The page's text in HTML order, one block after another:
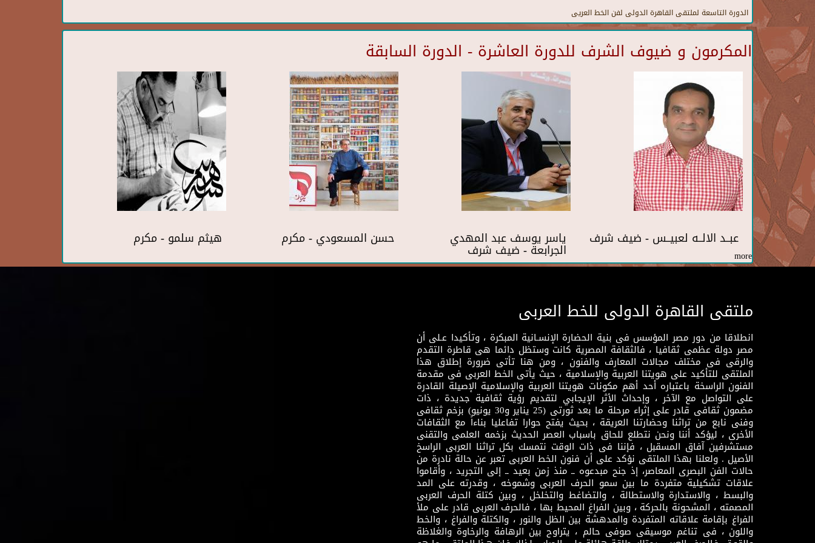
الدورة التاسعة لملتقى القاهرة الدولى لفن الخط العريى
المكرمون و ضيوف الشرف للدورة العاشرة - الدورة السابقة
هيثم سلمو - مكرم حسن المسعودي - مكرم ياسر يوسف عبد المهدي
الجرابعة - ضيف شرف
عبــد الالــه لعبيــس - ضيف شرف
more
ملتقى القاهرة الدولى للخط العربى
انطلاقا من دور مصر المؤسس فى بنية الحضارة الإنسـانية المبكرة ، وتأكيدا عـلى أن
مصر دولة عظمى ثقافيا ، فالثقافة المصرية كانت وستظل دائما هى قاطرة التقدم
والرقى فى مختلف مجالات المعارف والفنون ، ومن هنا تأتى ضرورة إطلاق هذا
الملتقى للتأكيد على هويتنا العربية والإسلامية ، حيث يأتى الخط العربى فى مقدمة
الفنون الراسخة باعتباره أحد أهم مكونات هويتنا العربية والإسلامية الإصيلة القادرة
على التواصل مع الآخر ، وإحداث الأثر الإيجابي لتقديم رؤية ثقافية جديدة ، ذات
مضمون ثقافى قادر على إثراء مرحلة ما بعد ثورتى (25 يناير و30 يونيو) بزخم ثقافى
وفنى نابع من تراثنا وحضارتنا العريقة ، بحيث يفتح حوارا تفاعليا بناءاً مع الثقافات
الأخرى ، ليؤكد أننا ونحن نتطلع للحاق باسباب العصر الحديث بزخمه العلمى والتقنى
مستشرفين آفاق المسقبل ، فإننا فى ذات الوقت نتمسك بكل تراثنا العربى الراسخ
الأصيل . ولعلنا بهذا الملتقى نؤكد على أن فنون الخط العربى تعبر عن حالة نادرة من
حالات الفن البصرى المعاصر، إذ جنح مبدعوه ــ منذ زمن بعيد ــ إلى التجريد ، وأقاموا
علاقات تشكيلية متفردة ما بين سمو الحرف العربى وشموخه ، وقدرته على المد
والبسط ، والاستدارة والاستطالة ، والتضاغط والتخلخل ، وبين كتلة الحرف العربى
المصمته ، المشحونة بالحركة ، وبين الفراغ المحيط بها ، فالحرف العربى قادر على ملأ
الفراغ بإقامة علاقاته المتفردة والمدهشة بين الظل والنور ، والكتلة والفراغ ، والخط
واللون ، فى تناغم موسيقى صوفى حالم ، يتراوح بين الرهافة والرخاوة والغلاظة